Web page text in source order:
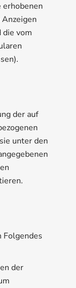
vom
der auf
unter den
Folgendes
der